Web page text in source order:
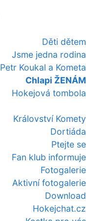
Děti dětem
Jsme jedna rodina
Petr Koukal a Kometa
Chlapi ŽENÁM
Hokejová tombola
Království Komety
Dortiáda
Ptejte se
Fan klub informuje
Fotogalerie
Aktivní fotogalerie
Download
Hokejchat.cz